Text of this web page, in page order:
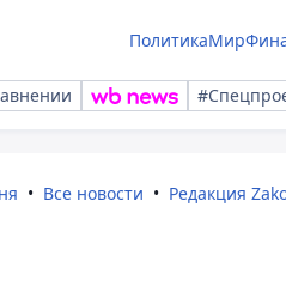
ПолитикаМир
Все новости Редакция